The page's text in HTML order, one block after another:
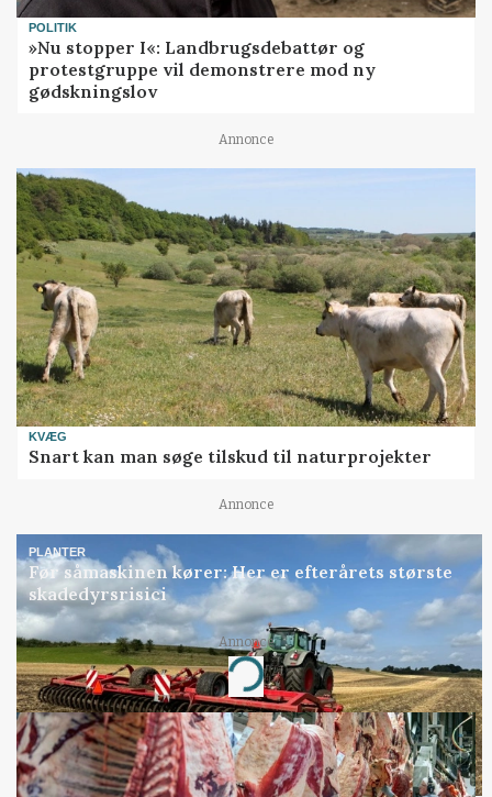
POLITIK
»Nu stopper I«: Landbrugsdebattør og
protestgruppe vil demonstrere mod ny
gødskningslov
Annonce
KVÆG
Snart kan man søge tilskud til naturprojekter
Annonce
PLANTER
Før såmaskinen kører: Her er efterårets største
skadedyrsrisici
Annonce
Loading...